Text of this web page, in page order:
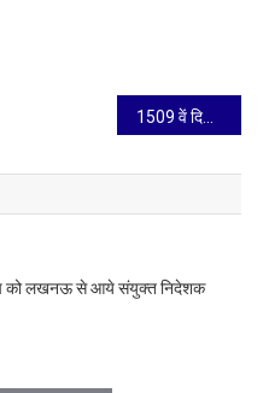
को लखनऊ से आये संयुक्त निदेशक